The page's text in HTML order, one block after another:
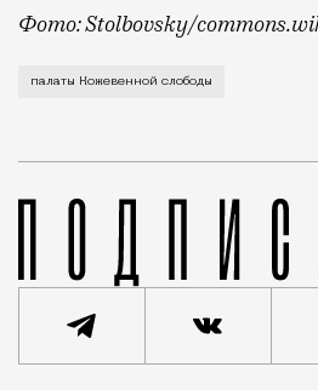
Фото: Stolbovsky/
Московский рынок
палаты Кожевенной слободы